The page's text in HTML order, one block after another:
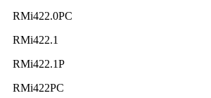
RMi422.0PC
RMi422.1
RMi422.1P
RMi422PC